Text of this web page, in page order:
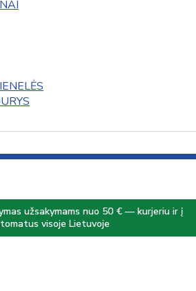
užsakymams nuo 50 € — kurjeriu ir į
visoje Lietuvoje